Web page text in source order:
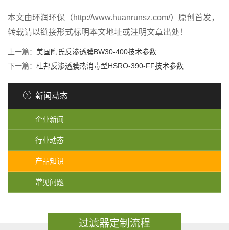
本文由环润环保（http://www.huanrunsz.com/）原创首发，
转载请以链接形式标明本文地址或注明文章出处！
上一篇： 美国陶氏反渗透膜BW30-400技术参数
下一篇： 杜邦反渗透膜热消毒型HSRO-390-FF技术参数
新闻动态
企业新闻
行业动态
产品知识
常见问题
过滤器定制流程